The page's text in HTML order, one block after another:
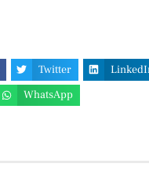
Twitter
WhatsApp